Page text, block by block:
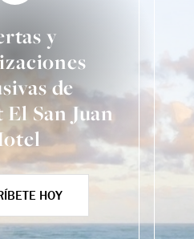
y
de
San Juan
HOY